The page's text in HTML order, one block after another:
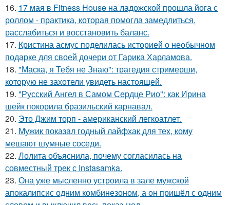
16. 17 мая в Fitness House на ладожской прошла йога с
роллом - практика, которая помогла замедлиться,
расслабиться и восстановить баланс.
17. Кристина асмус поделилась историей о необычном
подарке для своей дочери от Гарика Харламова.
18. "Маска, я Тебя не Знаю": трагедия стримерши,
которую не захотели увидеть настоящей.
19. "Русский Ангел в Самом Сердце Рио": как Ирина
шейк покорила бразильский карнавал.
20. Это Джим торп - американский легкоатлет.
21. Мужик показал годный лайфхак для тех, кому
мешают шумные соседи.
22. Лолита объяснила, почему согласилась на
совместный трек с Instasamka.
23. Она уже мысленно устроила в зале мужской
апокалипсис одним комбинезоном, а он пришёл с одним